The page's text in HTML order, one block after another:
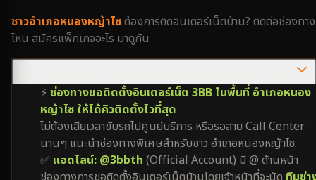
ชาวอำเภอหนองหญ้าไซต้องการติดอินเตอร์เน็ตบ้าน? ติดต่อช่องทาง
ไหน สมัครแพ็กเกจอะไร มาดูกัน
⚡ ช่องทางขอติดตั้งอินเตอร์เน็ต 3BB ในพื้นที่ อำเภอหนอง
หญ้าไซ ให้ได้คิวติดตั้งไวที่สุด
ไม่ต้องเสียเวลาขับรถไปศูนย์บริการ หรือรอสาย Call Center
นานๆ แนะนำช่องทางพิเศษสำหรับชาว อำเภอหนองหญ้าไซ:
✅ แอดไลน์: @3bbth(Official Account) มี @ ด้านหน้า